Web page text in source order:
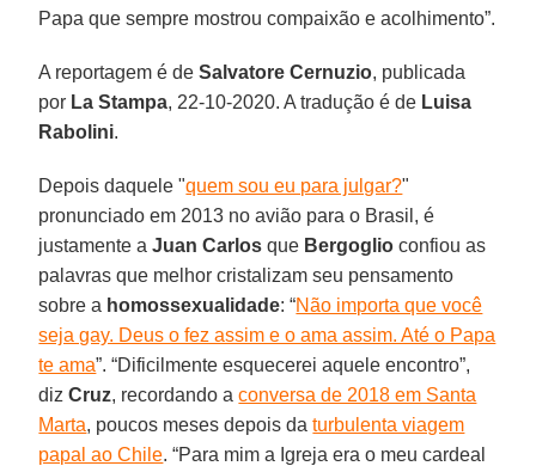
Papa que sempre mostrou compaixão e acolhimento”.
A reportagem é deSalvatore Cernuzio, publicada
por La Stampa, 22-10-2020. A tradução é de Luisa
Rabolini.
Depois daquele "quem sou eu para julgar?"
pronunciado em 2013 no avião para o Brasil, é
justamente aJuan Carlos que Bergoglio confiou as
palavras que melhor cristalizam seu pensamento
sobre a homossexualidade: “Não importa que você
seja gay. Deus o fez assim e o ama assim. Até o Papa
te ama”. “Dificilmente esquecerei aquele encontro”,
dizCruz, recordando aconversa de 2018 em Santa
Marta, poucos meses depois daturbulenta viagem
papal ao Chile. “Para mim a Igreja era o meu cardeal